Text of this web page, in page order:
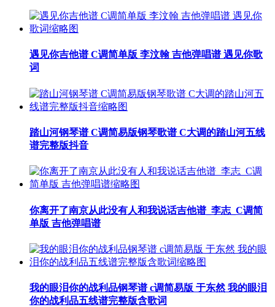
遇见你吉他谱 C调简单版 李汶翰 吉他弹唱谱 遇见你歌
词
踏山河钢琴谱 C调简易版钢琴歌谱 C大调的踏山河五线
谱完整版抖音
你离开了南京从此没有人和我说话吉他谱_李志_C调简
单版 吉他弹唱谱
我的眼泪你的战利品钢琴谱 c调简易版 于东然 我的眼泪
你的战利品五线谱完整版含歌词